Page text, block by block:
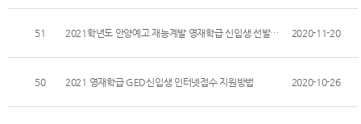
51 2021학년도 안양예고 재능계발 영재학급 신입생 선발전형 유의사항 2020-11-20
50 2021 영재학급 GED신입생 인터넷접수 지원방법 2020-10-26